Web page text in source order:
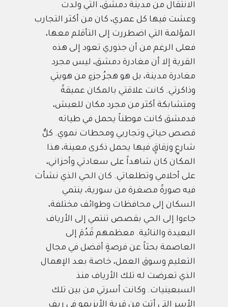
الانتقال من مدينة دمشق، التي ولدت
وعشت فيها كل عمري، كان من أكثر التجارب
المؤلمة التي اضطررت إلى التأقلم معها،
فعلى الرغم من أن جذوري تعود إلى هذه
القرية إلا أن مغادرة دمشق، ليس مجرد
مغادرة مدينة، بل هو هجرُ جزءٍ من هويتي
وذاكرتي. كانت علاقتي بالمكان عميقةً
ومتشابكة أكثر من مجرد مكان للعيش،
فدمشق كانت موطناً يحمل في طياته
قصص حياتي وتجاربي ومحطات نموي. كلٌّ
شارعٍ وزقاقٍ فيها يحمل ذكرى معينة، هذا
المكان كان شاهداً على سعادتي وأحزاني،
على أحلامي وتطلعاتي. كان الحي الذي نشأت
فيه صورةً مصغرة من سورية، ينتمي
السكان إلى محافظات وطوائف مختلفة،
جاءوا إلى الحي بقصص تنتمي إلى الأرياف
البعيدة والنائية. معظمهم قَدُمَ إلى
العاصمة بحثاً عن فرصةٍ أفضل في مجال
التعليم وسوق العمل، خاصة بعد الإهمال
الذي تعرضت له تلك الأرياف منذ
السبعينيات. وكانت أسرتي من بين تلك
الأسر التي أتت من قرية الأبزيمو في ريف